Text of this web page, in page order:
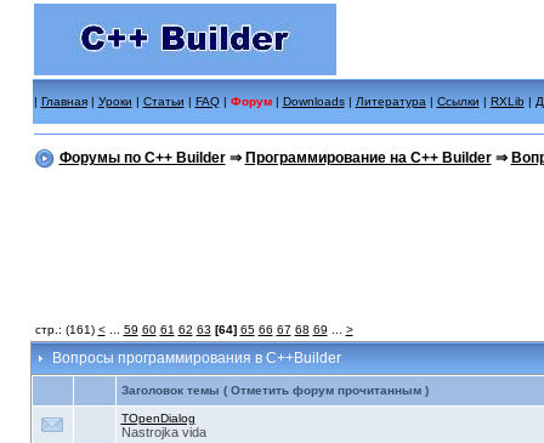
| Главная| Уроки | Статьи | FAQ| Форум | Downloads| Литература | Ссылки | RXLib |
Форумы по C++ Builder⇒ Программирование на C++ Builder⇒
стр.: (161) <... 59 60 61 62 63 [64] 65 66 67 68 69 >
Вопросы программирования в C++Builder
Заголовок темы ( Отметить форум прочитанным )
TOpenDialog
Nastrojka vida